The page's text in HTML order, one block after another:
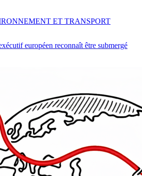
européen reconnaît être submergé
ET TRANSPORT